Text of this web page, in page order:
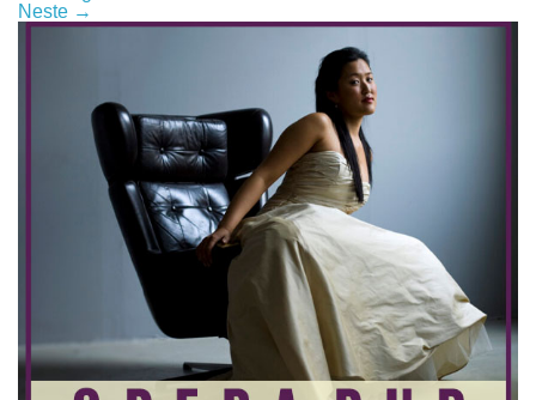
Neste →